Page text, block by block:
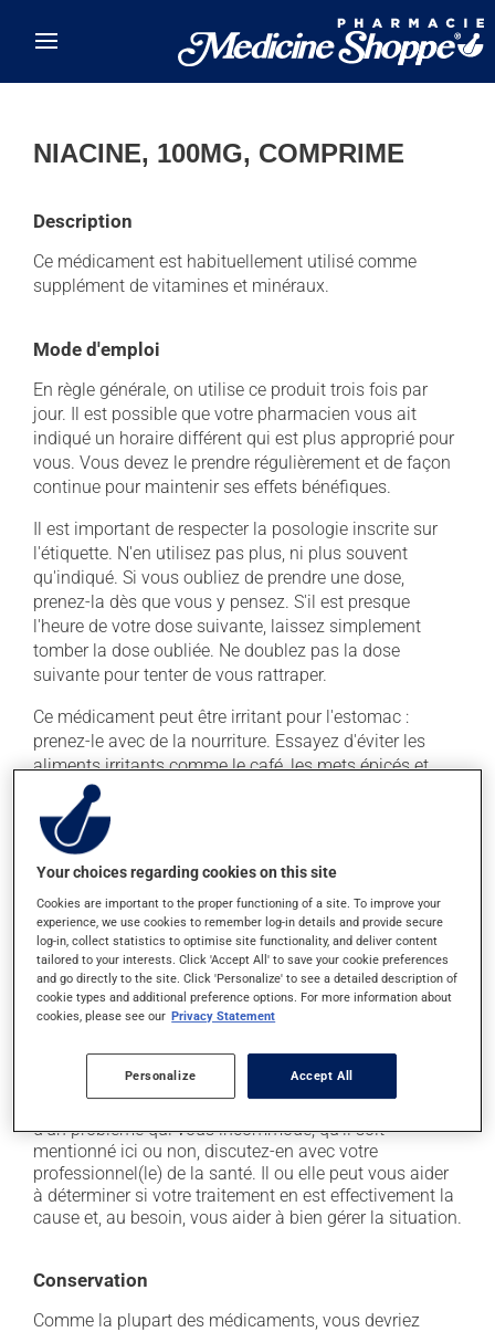
NIACINE, 100MG, COMPRIME
Description
Ce médicament est habituellement utilisé comme
supplément de vitamines et minéraux.
Mode d'emploi
En règle générale, on utilise ce produit trois fois par
jour. Il est possible que votre pharmacien vous ait
indiqué un horaire différent qui est plus approprié pour
vous. Vous devez le prendre régulièrement et de façon
continue pour maintenir ses effets bénéfiques.
Il est important de respecter la posologie inscrite sur
l'étiquette. N'en utilisez pas plus, ni plus souvent
qu'indiqué. Si vous oubliez de prendre une dose,
prenez-la dès que vous y pensez. S'il est presque
l'heure de votre dose suivante, laissez simplement
tomber la dose oubliée. Ne doublez pas la dose
suivante pour tenter de vous rattraper.
Ce médicament peut être irritant pour l'estomac :
prenez-le avec de la nourriture. Essayez d'éviter les
aliments irritants comme le café, les mets épicés et
l'alcool.
Effets indésirables
En plus de ses effets recherchés, ce produit peut à
l'occasion entraîner certains effets indésirables (effets
secondaires), notamment :
il peut rendre la bouche sèche;
il peut causer des maux de tête;
Chaque personne peut réagir différemment à un
traitement. Si vous croyez que ce produit est la cause
d'un problème qui vous incommode, qu'il soit
mentionné ici ou non, discutez-en avec votre
professionnel(le) de la santé. Il ou elle peut vous aider
à déterminer si votre traitement en est effectivement la
cause et, au besoin, vous aider à bien gérer la situation.
Conservation
Comme la plupart des médicaments, vous devriez
Your choices regarding cookies on this site
Cookies are important to the proper functioning of a site. To improve your
experience, we use cookies to remember log-in details and provide secure
log-in, collect statistics to optimise site functionality, and deliver content
tailored to your interests. Click 'Accept All' to save your cookie preferences
and go directly to the site. Click 'Personalize' to see a detailed description of
cookie types and additional preference options. For more information about
cookies, please see our Privacy Statement
Personalize Accept All